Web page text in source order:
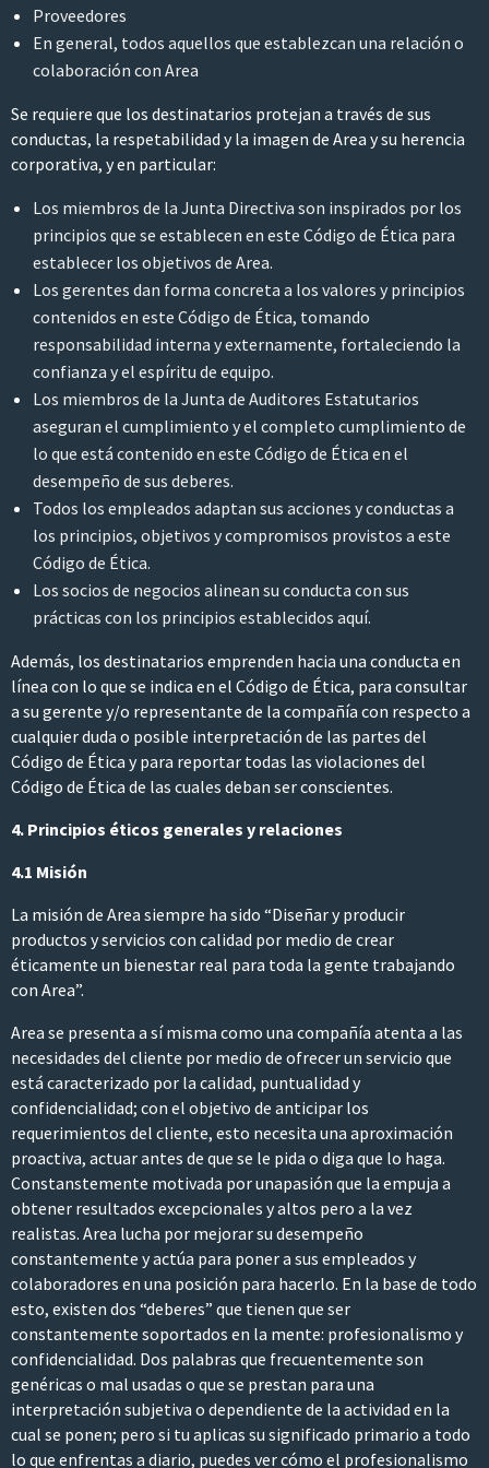
Proveedores
En general, todos aquellos que establezcan una relación o
colaboración con Area
Se requiere que los destinatarios protejan a través de sus
conductas, la respetabilidad y la imagen de Area y su herencia
corporativa, y en particular:
Los miembros de la Junta Directiva son inspirados por los
principios que se establecen en este Código de Ética para
establecer los objetivos de Area.
Los gerentes dan forma concreta a los valores y principios
contenidos en este Código de Ética, tomando
responsabilidad interna y externamente, fortaleciendo la
confianza y el espíritu de equipo.
Los miembros de la Junta de Auditores Estatutarios
aseguran el cumplimiento y el completo cumplimiento de
lo que está contenido en este Código de Ética en el
desempeño de sus deberes.
Todos los empleados adaptan sus acciones y conductas a
los principios, objetivos y compromisos provistos a este
Código de Ética.
Los socios de negocios alinean su conducta con sus
prácticas con los principios establecidos aquí.
Además, los destinatarios emprenden hacia una conducta en
línea con lo que se indica en el Código de Ética, para consultar
a su gerente y/o representante de la compañía con respecto a
cualquier duda o posible interpretación de las partes del
Código de Ética y para reportar todas las violaciones del
Código de Ética de las cuales deban ser conscientes.
4. Principios éticos generales y relaciones
4.1 Misión
La misión de Area siempre ha sido “Diseñar y producir
productos y servicios con calidad por medio de crear
éticamente un bienestar real para toda la gente trabajando
con Area”.
Area se presenta a sí misma como una compañía atenta a las
necesidades del cliente por medio de ofrecer un servicio que
está caracterizado por la calidad, puntualidad y
confidencialidad; con el objetivo de anticipar los
requerimientos del cliente, esto necesita una aproximación
proactiva, actuar antes de que se le pida o diga que lo haga.
Constanstemente motivada por unapasión que la empuja a
obtener resultados excepcionales y altos pero a la vez
realistas. Area lucha por mejorar su desempeño
constantemente y actúa para poner a sus empleados y
colaboradores en una posición para hacerlo. En la base de todo
esto, existen dos “deberes” que tienen que ser
constantemente soportados en la mente: profesionalismo y
confidencialidad. Dos palabras que frecuentemente son
genéricas o mal usadas o que se prestan para una
interpretación subjetiva o dependiente de la actividad en la
cual se ponen; pero si tu aplicas su significado primario a todo
lo que enfrentas a diario, puedes ver cómo el profesionalismo